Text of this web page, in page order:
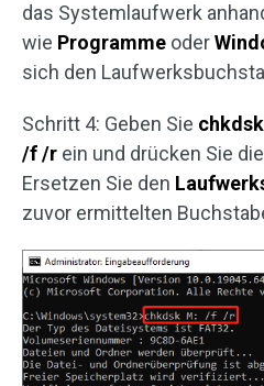
das Systemlaufwerk
wie Programme oder
sich den
Schritt 4: Geben Sie
/f /r ein und drücken Sie die
Ersetzen Sie den
zuvor ermittelten